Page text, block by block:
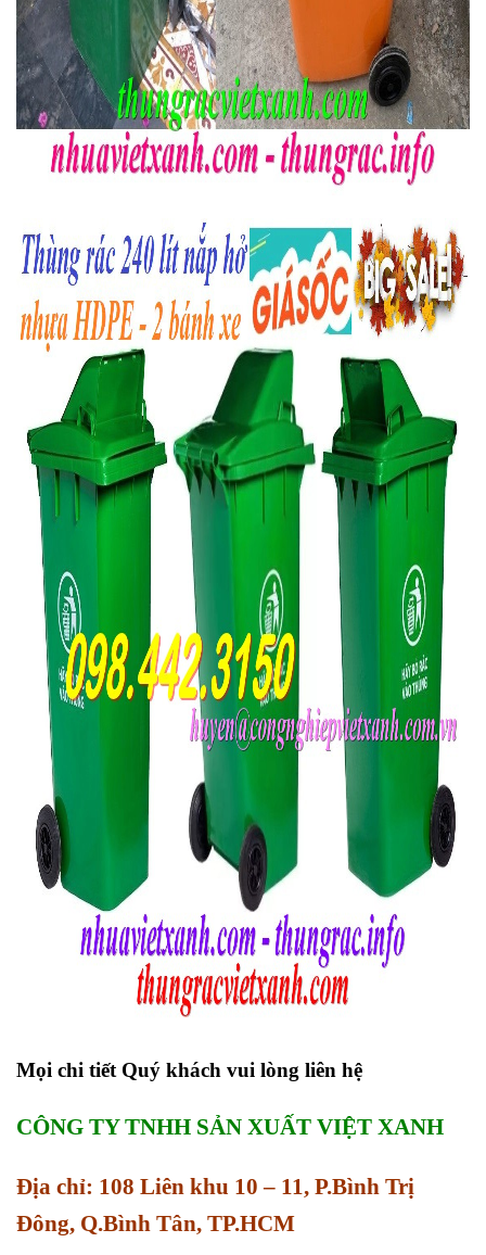
Mọi chi tiết Quý khách vui lòng liên hệ
CÔNG TY TNHH SẢN XUẤT VIỆT XANH
Địa chỉ: 108 Liên khu 10 – 11, P.Bình Trị
Đông, Q.Bình Tân, TP.HCM